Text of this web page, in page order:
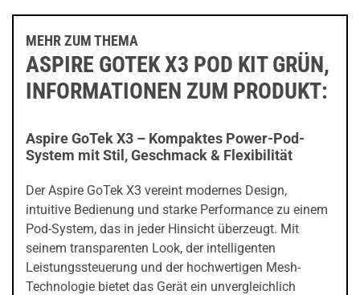
MEHR ZUM THEMA
ASPIRE GOTEK X3 POD KIT GRÜN,
INFORMATIONEN ZUM PRODUKT:
Aspire GoTek X3 – Kompaktes Power-Pod-
System mit Stil, Geschmack & Flexibilität
Der Aspire GoTek X3 vereint modernes Design,
intuitive Bedienung und starke Performance zu einem
Pod-System, das in jeder Hinsicht überzeugt. Mit
seinem transparenten Look, der intelligenten
Leistungssteuerung und der hochwertigen Mesh-
Technologie bietet das Gerät ein unvergleichlich